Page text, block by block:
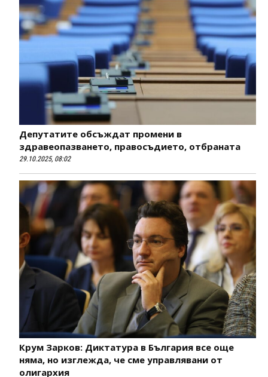
Депутатите обсъждат промени в
здравеопазването, правосъдието, отбраната
29.10.2025, 08:02
Крум Зарков: Диктатура в България все още
няма, но изглежда, че сме управлявани от
олигархия